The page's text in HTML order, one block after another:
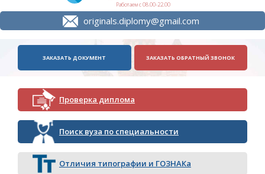
Работаем с 08.00-22.00
originals.diplomy@gmail.com
ЗАКАЗАТЬ ДОКУМЕНТ ЗАКАЗАТЬ ОБРАТНЫЙ ЗВОНОК
Проверка диплома
Поиск вуза по специальности
Отличия типографии и ГОЗНАКа